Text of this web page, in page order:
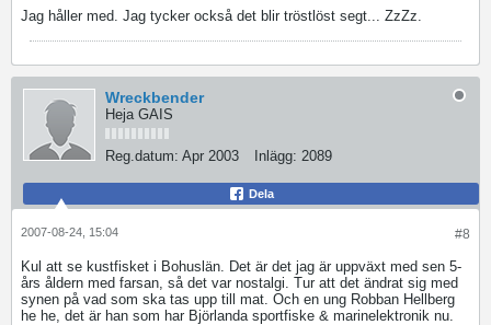
Jag håller med. Jag tycker också det blir tröstlöst segt... ZzZz.
Wreckbender
Heja GAIS
Reg.datum: Apr 2003 Inlägg: 2089
Dela
#8
2007-08-24, 15:04
Kul att se kustfisket i Bohuslän. Det är det jag är uppväxt med sen 5-
års åldern med farsan, så det var nostalgi. Tur att det ändrat sig med
synen på vad som ska tas upp till mat. Och en ung Robban Hellberg
he he, det är han som har Björlanda sportfiske & marinelektronik nu.